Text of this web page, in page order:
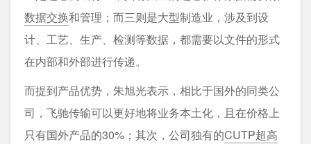
数据交换和管理；而三则是大型制造业，涉及到设
计、工艺、生产、检测等数据，都需要以文件的形式
在内部和外部进行传递。
而提到产品优势，朱旭光表示，相比于国外的同类公
司，飞驰传输可以更好地将业务本土化，且在价格上
只有国外产品的30%；其次，公司独有的CUTP超高